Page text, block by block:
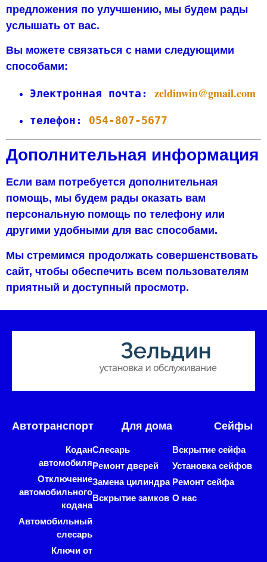
предложения по улучшению, мы будем рады
услышать от вас.
Вы можете связаться с нами следующими
способами:
Электронная почта: zeldinwin@gmail.com
телефон: 054-807-5677
Дополнительная информация
Если вам потребуется дополнительная
помощь, мы будем рады оказать вам
персональную помощь по телефону или
другими удобными для вас способами.
Мы стремимся продолжать совершенствовать
сайт, чтобы обеспечить всем пользователям
приятный и доступный просмотр.
Автотранспорт
Кодан
автомобиля
Отключение
автомобильного
кодана
Автомобильный
слесарь
Ключи от
Для дома
Слесарь
Ремонт дверей
Замена цилиндра
Вскрытие замков
Сейфы
Вскрытие сейфа
Установка сейфов
Ремонт сейфа
О нас